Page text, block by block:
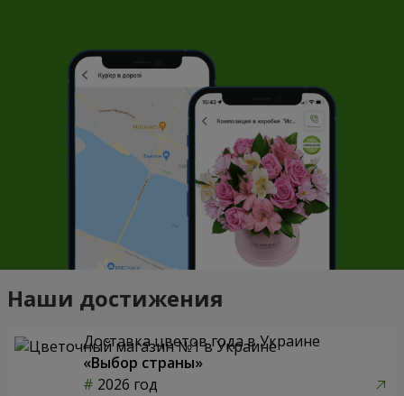
Наши достижения
Доставка цветов года в Украине
«Выбор страны»
2026 год